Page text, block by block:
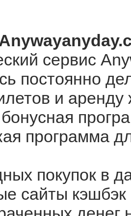
сервис
постоянно
и
программа
покупок в
сайты